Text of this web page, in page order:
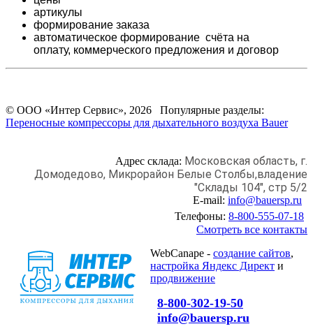
артикулы
формирование заказа
автоматическое формирование счёта на
оплату, коммерческого предложения и договор
© ООО «Интер Сервис», 2026 Популярные разделы:
Переносные компрессоры для дыхательного воздуха Bauer
Адрес склада: Московская область, г.
Домодедово, Микрорайон Белые Столбы,владение
"Склады 104", стр 5/2
E-mail: info@bauersp.ru
Телефоны: 8-800-555-07-18
Смотреть все контакты
WebCanape - создание сайтов,
настройка Яндекс Директ и
продвижение
8-800-302-19-50
info@bauersp.ru